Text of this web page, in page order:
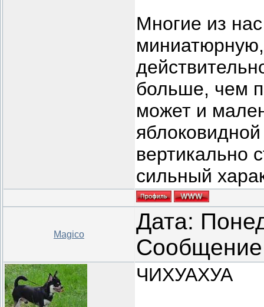
Многие из
миниатюрную,
больше, чем
может и
вертикально
сильный
Magico
Дата:
ЧИХУАХУА